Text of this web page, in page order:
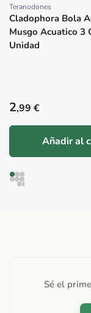
Proveedor:
Teranodones
Cladophora Bola
Musgo Acuatico 3
Unidad
Precio habitual
2,99 €
Añadir al
Sé el